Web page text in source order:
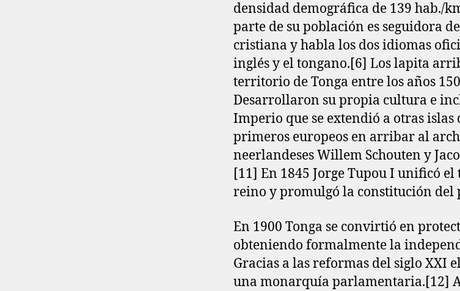
densidad demográfica de 139 hab./
parte de su población es seguidora
cristiana y habla los dos idiomas
inglés y el tongano.[6]​ Los lapita
territorio de Tonga entre los años
Desarrollaron su propia cultura e
Imperio que se extendió a otras islas
primeros europeos en arribar al
neerlandeses Willem Schouten y
[11]​ En 1845 Jorge Tupou I unificó
reino y promulgó la constitución del
En 1900 Tonga se convirtió en
obteniendo formalmente la
Gracias a las reformas del siglo XXI
una monarquía parlamentaria.[12]​